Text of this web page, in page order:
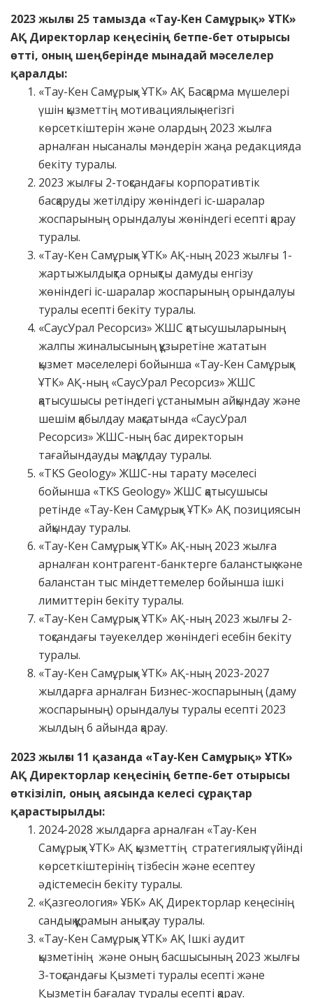
2023 жылғы 25 тамызда «Тау-Кен Самұрық» ҰТК»
АҚ Директорлар кеңесінің бетпе-бет отырысы
өтті, оның шеңберінде мынадай мәселелер
қаралды:
«Тау-Кен Самұрық» ҰТК» АҚ Басқарма мүшелері
үшін қызметтің мотивациялық негізгі
көрсеткіштерін және олардың 2023 жылға
арналған нысаналы мәндерін жаңа редакцияда
бекіту туралы.
2023 жылғы 2-тоқсандағы корпоративтік
басқаруды жетілдіру жөніндегі іс-шаралар
жоспарының орындалуы жөніндегі есепті қарау
туралы.
«Тау-Кен Самұрық» ҰТК» АҚ-ның 2023 жылғы 1-
жартыжылдықта орнықты дамуды енгізу
жөніндегі іс-шаралар жоспарының орындалуы
туралы есепті бекіту туралы.
«СаусУрал Ресорсиз» ЖШС қатысушыларының
жалпы жиналысының құзыретіне жататын
қызмет мәселелері бойынша «Тау-Кен Самұрық»
ҰТК» АҚ-ның «СаусУрал Ресорсиз» ЖШС
қатысушысы ретіндегі ұстанымын айқындау және
шешім қабылдау мақсатында «СаусУрал
Ресорсиз» ЖШС-ның бас директорын
тағайындауды мақұлдау туралы.
«TKS Geology» ЖШС-ны тарату мәселесі
бойынша «TKS Geology» ЖШС қатысушысы
ретінде «Тау-Кен Самұрық» ҰТК» АҚ позициясын
айқындау туралы.
«Тау-Кен Самұрық» ҰТК» АҚ-ның 2023 жылға
арналған контрагент-банктерге баланстық және
баланстан тыс міндеттемелер бойынша ішкі
лимиттерін бекіту туралы.
«Тау-Кен Самұрық» ҰТК» АҚ-ның 2023 жылғы 2-
тоқсандағы тәуекелдер жөніндегі есебін бекіту
туралы.
«Тау-Кен Самұрық» ҰТК» АҚ-ның 2023-2027
жылдарға арналған Бизнес-жоспарының (даму
жоспарының) орындалуы туралы есепті 2023
жылдың 6 айында қарау.
2023 жылғы 11 қазанда «Тау-Кен Самұрық» ҰТК»
АҚ Директорлар кеңесінің бетпе-бет отырысы
өткізіліп, оның аясында келесі сұрақтар
қарастырылды:
2024-2028 жылдарға арналған «Тау-Кен
Самұрық» ҰТК» АҚ қызметтің стратегиялық түйінді
көрсеткіштерінің тізбесін және есептеу
әдістемесін бекіту туралы.
«Қазгеология» ҰБК» АҚ Директорлар кеңесінің
сандық құрамын анықтау туралы.
«Тау-Кен Самұрық» ҰТК» АҚ Ішкі аудит
қызметінің және оның басшысының 2023 жылғы
3-тоқсандағы Қызметі туралы есепті және
Қызметін бағалау туралы есепті қарау.